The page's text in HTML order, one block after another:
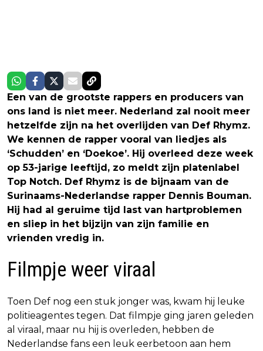
Een van de grootste rappers en producers van
ons land is niet meer. Nederland zal nooit meer
hetzelfde zijn na het overlijden van Def Rhymz.
We kennen de rapper vooral van liedjes als
‘Schudden’ en ‘Doekoe’. Hij overleed deze week
op 53-jarige leeftijd, zo meldt zijn platenlabel
Top Notch. Def Rhymz is de bijnaam van de
Surinaams-Nederlandse rapper Dennis Bouman.
Hij had al geruime tijd last van hartproblemen
en sliep in het bijzijn van zijn familie en
vrienden vredig in.
Filmpje weer viraal
Toen Def nog een stuk jonger was, kwam hij leuke
politieagentes tegen. Dat filmpje ging jaren geleden
al viraal, maar nu hij is overleden, hebben de
Nederlandse fans een leuk eerbetoon aan hem